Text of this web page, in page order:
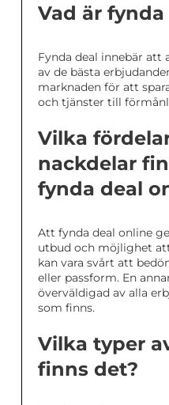
Vad är fynda
Fynda deal innebär att
av de bästa
marknaden för att
och tjänster till
Vilka
nackdelar
fynda deal
Att fynda deal online
utbud och möjlighet
kan vara svårt att
eller passform. En
överväldigad av alla
som finns.
Vilka typer
finns det?